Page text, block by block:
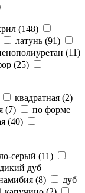
(148)
латунь (91)
(11)
(25)
квадратная (2)
(7)
по форме
(40)
серый (11)
дикий дуб
(8)
дуб